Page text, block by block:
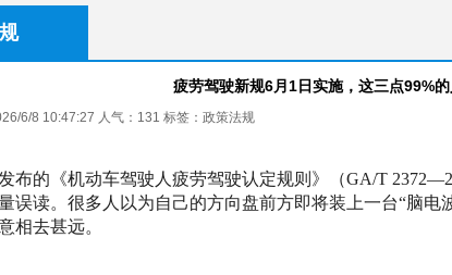
疲劳驾驶新规6月1日实施，这三点99%
6/8 10:47:27 人气： 131 标签：政策法规
布的《机动车驾驶人疲劳驾驶认定规则》（GA/T
误读。很多人以为自己的方向盘前方即将装上一台“脑
相去甚远。